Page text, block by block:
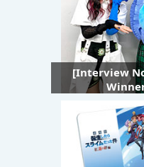
[Interview